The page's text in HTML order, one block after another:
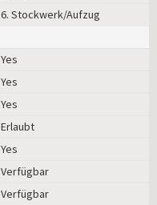
6. Stockwerk/Aufzug
Yes
Yes
Yes
Erlaubt
Yes
Verfügbar
Verfügbar